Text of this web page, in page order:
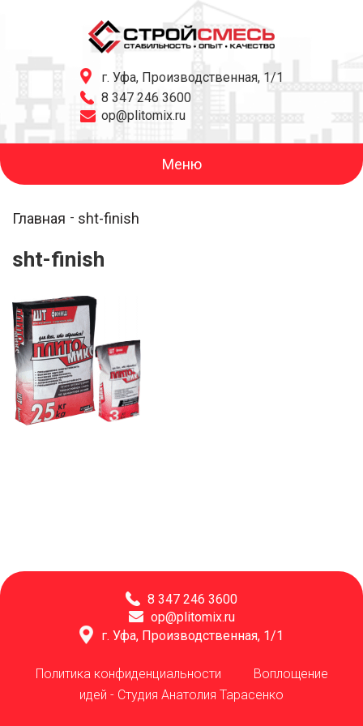
г. Уфа, Производственная, 1/1
8 347 246 3600
op@plitomix.ru
Меню
Главная sht-finish
sht-finish
8 347 246 3600
op@plitomix.ru
г. Уфа, Производственная, 1/1
Политика конфиденциальности Воплощение
идей - Студия Анатолия Тарасенко